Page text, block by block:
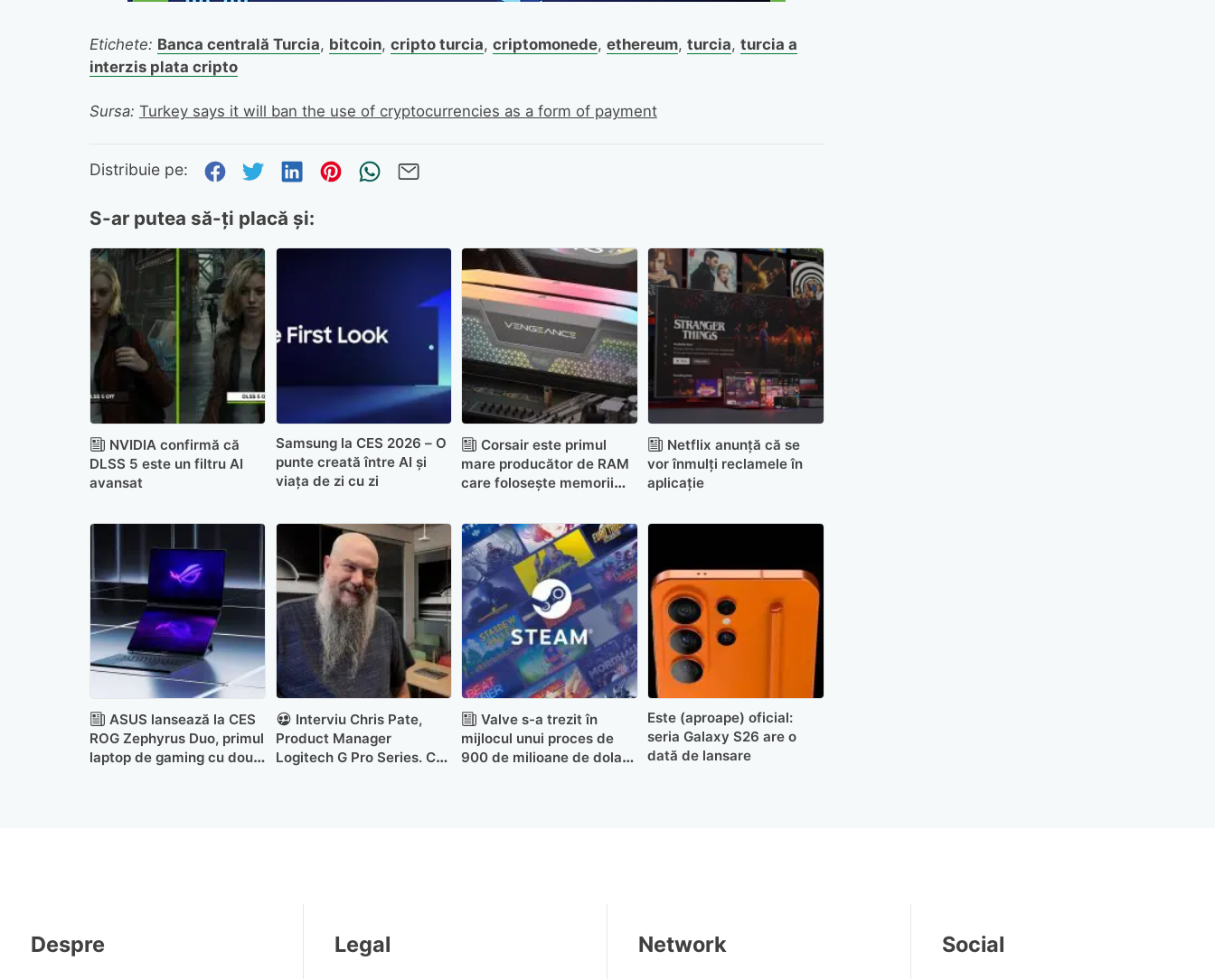
Etichete: Banca centrală Turcia, bitcoin, cripto turcia, criptomonede, ethereum, turcia, turcia a
interzis plata cripto
Sursa: Turkey says it will ban the use of cryptocurrencies as a form of payment
Distribuie pe: Distribuie pe Facebook
Distribuie pe Twitter
Distribuie pe LinkedIn
Distribuie pe Pinterest
Trimite prin whatsapp
S-ar putea să-ți placă și:
NVIDIA confirmă că
DLSS 5 este un filtru AI
avansat
Samsung la CES 2026 – O
punte creată între AI și
viața de zi cu zi
Corsair este primul
mare producător de RAM
care folosește memorii
Netflix anunță că se
vor înmulți reclamele în
aplicație
ASUS lansează la CES
ROG Zephyrus Duo, primul
laptop de gaming cu două
Interviu Chris Pate,
Product Manager
Logitech G Pro Series. Ce
Valve s-a trezit în
mijlocul unui proces de
900 de milioane de dolari
Este (aproape) oficial:
seria Galaxy S26 are o
dată de lansare
Despre Legal Network Social